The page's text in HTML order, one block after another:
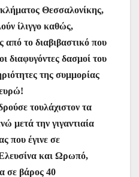
Θεσσαλονίκης,
ίλιγγο καθώς,
το διαβιβαστικό που
διαφυγόντες δασμοί του
της συμμορίας
τουλάχιστον τα
μετά την γιγαντιαία
που έγινε σε
και Ωρωπό,
σε βάρος 40